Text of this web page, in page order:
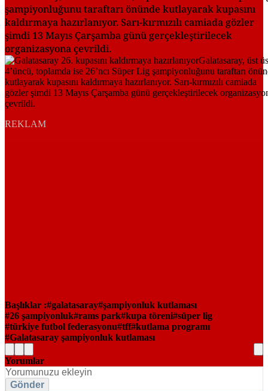
şampiyonluğunu taraftarı önünde kutlayarak kupasını
kaldırmaya hazırlanıyor. Sarı-kırmızılı camiada gözler
şimdi 13 Mayıs Çarşamba günü gerçekleştirilecek
organizasyona çevrildi.
REKLAM
Başlıklar : galatasaray şampiyonluk kutlaması
26 şampiyonluk rams park kupa töreni süper lig
türkiye futbol federasyonu tff kutlama programı
Galatasaray şampiyonluk kutlaması
Yorumlar
Gönder